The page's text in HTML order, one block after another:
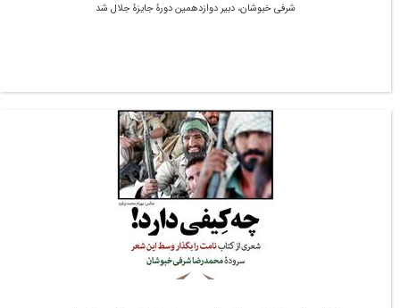
شرفی خبوشان، دبیر دوازدهمین دورۀ جایزۀ جلال شد